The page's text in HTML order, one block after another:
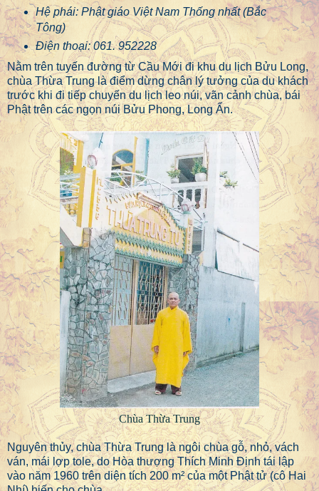
Hệ phái: Phật giáo Việt Nam Thống nhất (Bắc
Tông)
Điện thoại: 061. 952228
Nằm trên tuyến đường từ Cầu Mới đi khu du lịch Bửu Long,
chùa Thừa Trung là điểm dừng chân lý tưởng của du khách
trước khi đi tiếp chuyến du lịch leo núi, vãn cảnh chùa, bái
Phật trên các ngọn núi Bửu Phong, Long Ẩn.
Chùa Thừa Trung
Nguyên thủy, chùa Thừa Trung là ngôi chùa gỗ, nhỏ, vách
ván, mái lợp tole, do Hòa thượng Thích Minh Định tái lập
vào năm 1960 trên diện tích 200 m² của một Phật tử (cô Hai